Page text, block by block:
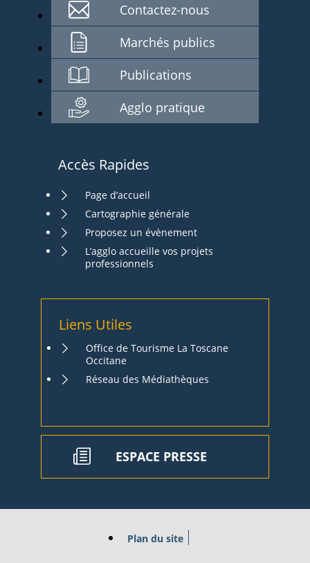
Contactez-nous
Marchés publics
Publications
Agglo pratique
Accès Rapides
Page d’accueil
Cartographie générale
Proposez un évènement
L’agglo accueille vos projets
professionnels
Liens Utiles
Office de Tourisme La Toscane
Occitane
Réseau des Médiathèques
ESPACE PRESSE
Plan du site